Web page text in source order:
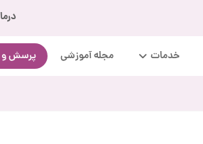
خدمات مجله آموزشی پرسش و